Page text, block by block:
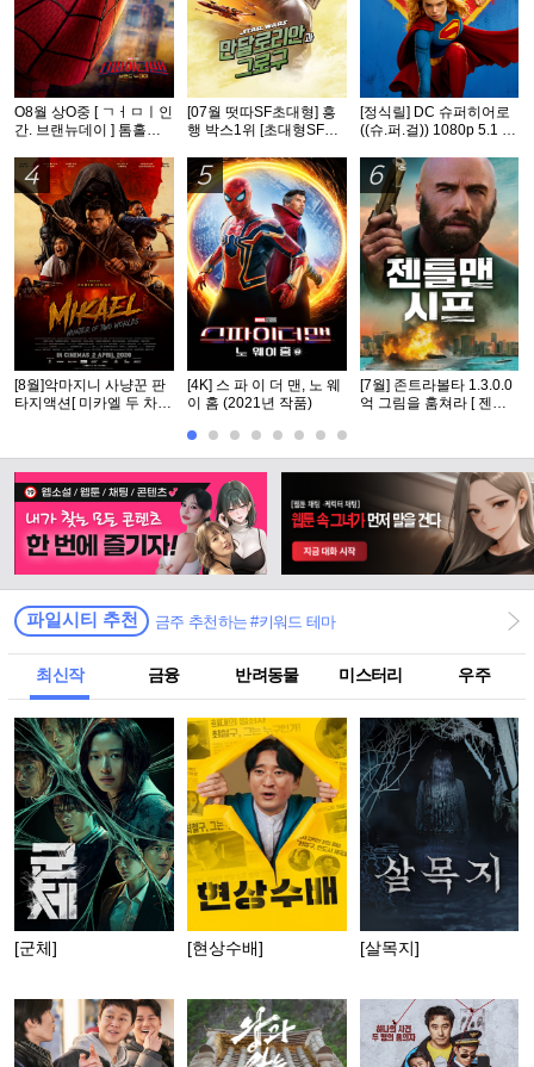
O8월 상O중 [ ㄱㅓㅁㅣ인
간. 브랜뉴데이 ] 톰홀랜
[07월 떳따SF초대형] 흥
행 박스1위 [초대형SF대
식자막
[정식릴] DC 슈퍼히어로
((슈.퍼.걸)) 1080p 5.1 공
4
[8월]악마지니 사냥꾼 판
타지액션[ 미카엘 두 차원
5
[4K] 스 파 이 더 맨, 노 웨
이 홈 (2021년 작품)
6
[7월] 존트라볼타 1.3.0.0
억 그림을 훔쳐라 [ 젠틀
파일시티 추천 금주 추천하는 #키워드 테마
최신작 금융 반려동물 미스터리 우주
[군체] [현상수배] [살목지]